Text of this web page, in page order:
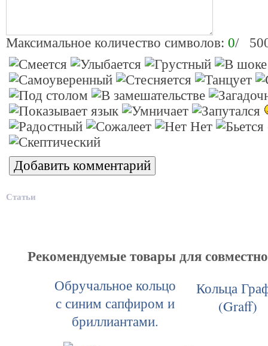
Максимальное количество символов: 0/
Статьи
Рекомендуемые товары для
Обручальное кольцо
с синим сапфиром и
бриллиантами.
Кольца
(Graff)